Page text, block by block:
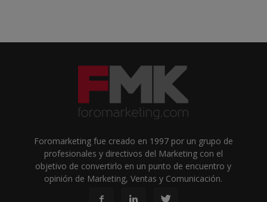
Foromarketing fue creado en 1997 por un grupo de
profesionales y directivos del Marketing con el
objetivo de convertirlo en un punto de encuentro y
opinión de Marketing, Ventas y Comunicación.